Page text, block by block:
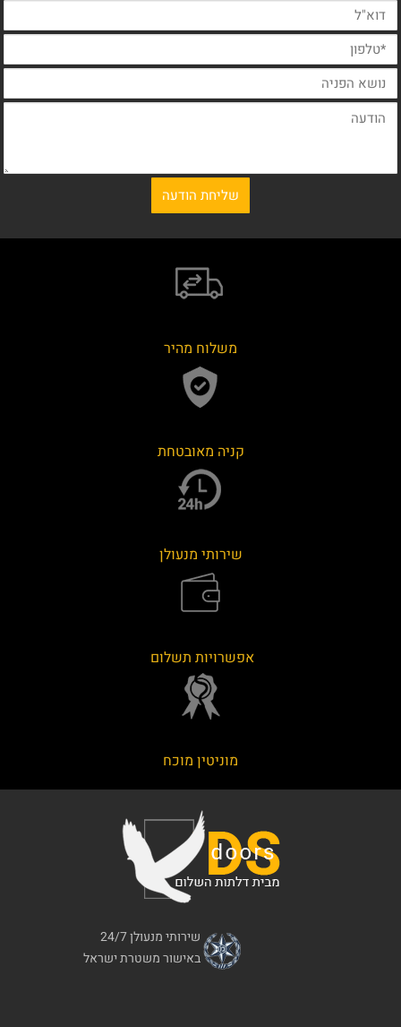
משלוח מהיר
קניה מאובטחת
שירותי מנעולן
אפשרויות תשלום
מוניטין מוכח
שירותי מנעולן 24/7
באישור משטרת ישראל